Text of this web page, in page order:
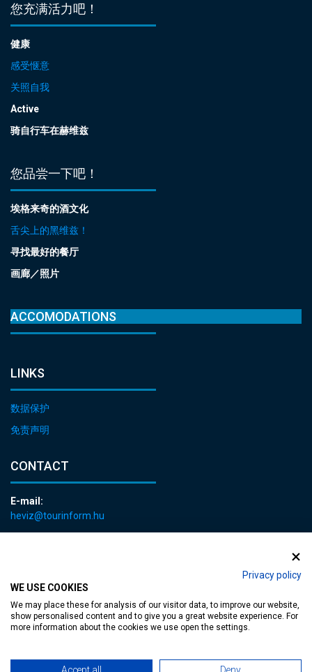
Privacy policy
WE USE COOKIES
We may place these for analysis of our visitor data, to improve our website,
show personalised content and to give you a great website experience. For
more information about the cookies we use open the settings.
您充满活力吧！
健康
感受惬意
关照自我
Active
骑自行车在赫维兹
您品尝一下吧！
埃格来奇的酒文化
舌尖上的黑维兹！
寻找最好的餐厅
画廊／照片
ACCOMODATIONS
LINKS
数据保护
免责声明
CONTACT
E-mail:
heviz@tourinform.hu